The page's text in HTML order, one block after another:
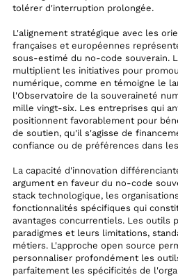
tolérer d'interruption prolongée.
L'alignement stratégique avec les
françaises et européennes
sous-estimé du no-code souverain.
multiplient les initiatives pour
numérique, comme en témoigne le
l'Observatoire de la souveraineté
mille vingt-six. Les entreprises qui
positionnent favorablement pour
de soutien, qu'il s'agisse de
confiance ou de préférences dans
La capacité d'innovation
argument en faveur du no-code
stack technologique, les
fonctionnalités spécifiques qui
avantages concurrentiels. Les outils
paradigmes et leurs limitations,
métiers. L'approche open source
personnaliser profondément les
parfaitement les spécificités de